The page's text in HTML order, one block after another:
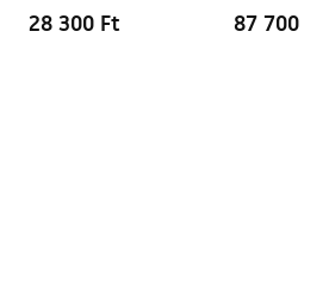
28 300 Ft 87 700 Ft